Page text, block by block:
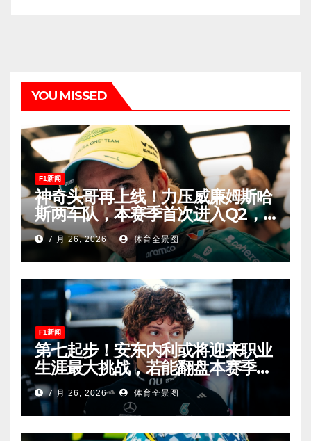
YOU MISSED
F1新闻
神奇头哥再上线！力压威廉姆斯哈
斯两车队，本赛季首次进入Q2，
车迷终于扬眉吐气！
7 月 26, 2026 体育全景图
F1新闻
第七起步！安东内利或将迎来职业
生涯最大挑战，若能翻盘本赛季争
冠有望！
7 月 26, 2026 体育全景图